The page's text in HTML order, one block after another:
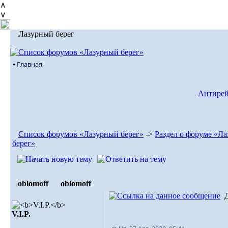
∧
∨
Лазурный берег
⦁ Главная
Список форумов «Лазурный берег» -> Раздел о форуме
берег»
oblomoff oblomoff
V.I.P.